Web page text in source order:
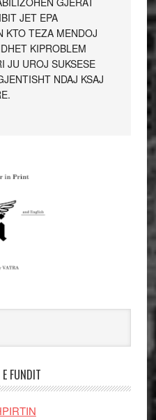
JET EPA
KTO TEZA MENDOJ
KIPROBLEM
JU UROJ SUKSESE
NDAJ KSAJ
FUNDIT